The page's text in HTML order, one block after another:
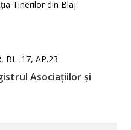
Tinerilor din Blaj
BL. 17, AP.23
Asociațiilor și